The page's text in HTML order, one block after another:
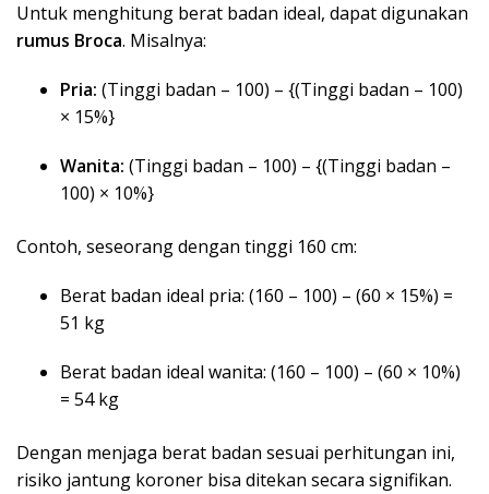
Untuk menghitung berat badan ideal, dapat digunakan
rumus Broca. Misalnya:
Pria: (Tinggi badan – 100) – {(Tinggi badan – 100)
× 15%}
Wanita: (Tinggi badan – 100) – {(Tinggi badan –
100) × 10%}
Contoh, seseorang dengan tinggi 160 cm:
Berat badan ideal pria: (160 – 100) – (60 × 15%) =
51 kg
Berat badan ideal wanita: (160 – 100) – (60 × 10%)
= 54 kg
Dengan menjaga berat badan sesuai perhitungan ini,
risiko jantung koroner bisa ditekan secara signifikan.